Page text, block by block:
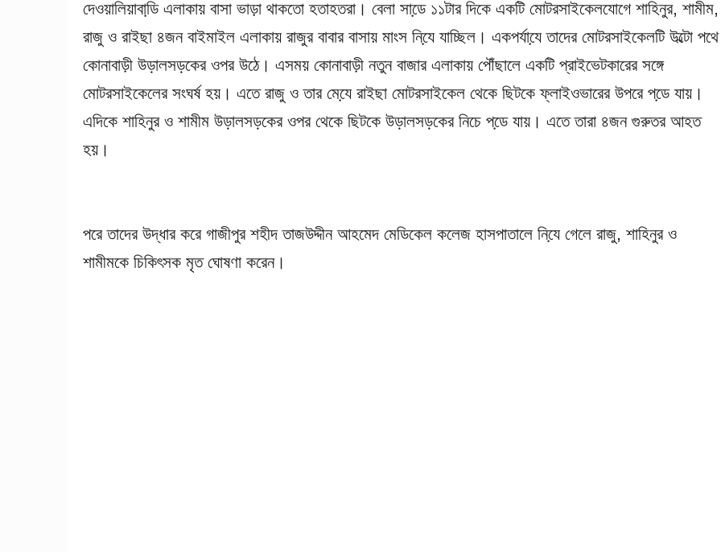
দেওয়ালিয়াবাডি় এলাকায় বাসা ভাড়া থাকতো হতাহতরা। বেলা সাডে় ১১টার দিকে একটি মোটরসাইকেলযোগে শাহিনুর, শামীম,
রাজু ও রাইছা ৪জন বাইমাইল এলাকায় রাজুর বাবার বাসায় মাংস নিযে় যাচ্ছিল। একপর্যাযে় তাদের মোটরসাইকেলটি উল্টো পথে
কোনাবাড়ী উড়ালসড়কের ওপর উঠে। এসময় কোনাবাড়ী নতুন বাজার এলাকায় পৌঁছালে একটি প্রাইভেটকারের সঙ্গে
মোটরসাইকেলের সংঘর্ষ হয়। এতে রাজু ও তার মেযে় রাইছা মোটরসাইকেল থেকে ছিটকে ফ্লাইওভারের উপরে পডে় যায়।
এদিকে শাহিনুর ও শামীম উড়ালসড়কের ওপর থেকে ছিটকে উড়ালসড়কের নিচে পডে় যায়। এতে তারা ৪জন গুরুতর আহত
হয়।
পরে তাদের উদ্ধার করে গাজীপুর শহীদ তাজউদ্দীন আহমেদ মেডিকেল কলেজ হাসপাতালে নিযে় গেলে রাজু, শাহিনুর ও
শামীমকে চিকিৎসক মৃত ঘোষণা করেন।